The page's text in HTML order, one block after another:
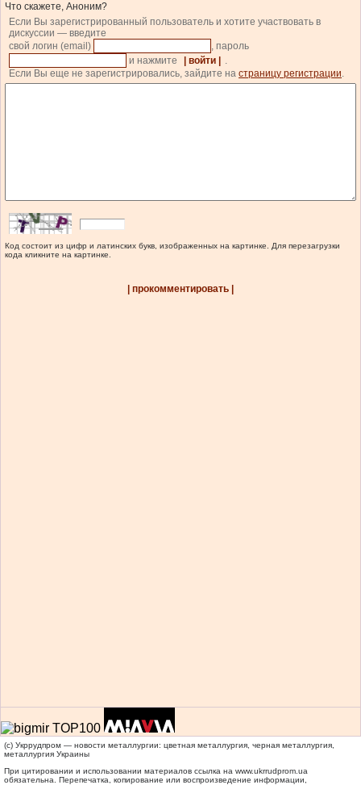
Что скажете, Аноним?
Если Вы зарегистрированный пользователь и хотите участвовать в
дискуссии — введите
свой логин (email)
, пароль
и нажмите
| войти |
.
Если Вы еще не зарегистрировались, зайдите на страницу регистрации.
Код состоит из цифр и латинских букв, изображенных на картинке. Для перезагрузки
кода кликните на картинке.
| прокомментировать |
(c) Укррудпром — новости металлургии: цветная металлургия, черная металлургия,
металлургия Украины
При цитировании и использовании материалов ссылка на www.ukrrudprom.ua
обязательна. Перепечатка, копирование или воспроизведение информации,